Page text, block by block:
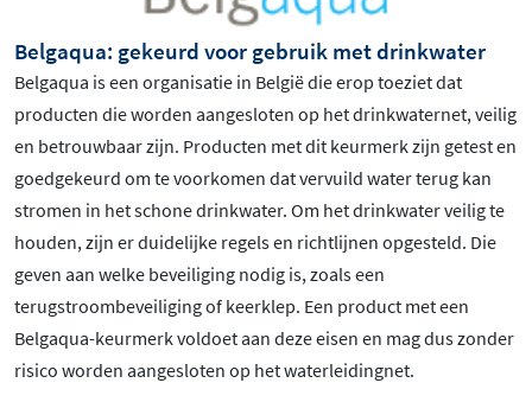
Belgaqua: gekeurd voor gebruik met drinkwater
Belgaqua is een organisatie in België die erop toeziet dat
producten die worden aangesloten op het drinkwaternet, veilig
en betrouwbaar zijn. Producten met dit keurmerk zijn getest en
goedgekeurd om te voorkomen dat vervuild water terug kan
stromen in het schone drinkwater. Om het drinkwater veilig te
houden, zijn er duidelijke regels en richtlijnen opgesteld. Die
geven aan welke beveiliging nodig is, zoals een
terugstroombeveiliging of keerklep. Een product met een
Belgaqua-keurmerk voldoet aan deze eisen en mag dus zonder
risico worden aangesloten op het waterleidingnet.